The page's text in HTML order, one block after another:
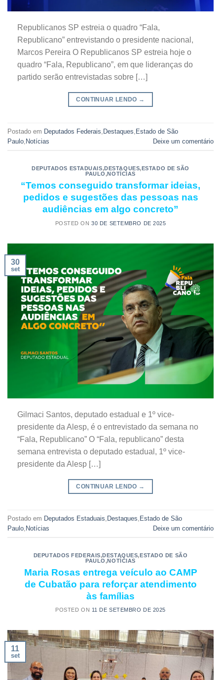
Republicanos SP estreia o quadro “Fala,
Republicano” entrevistando o presidente nacional,
Marcos Pereira O Republicanos SP estreia hoje o
quadro “Fala, Republicano”, em que lideranças do
partido serão entrevistadas sobre […]
CONTINUAR LENDO →
Postado em Deputados Federais Destaques Estado de São
Paulo Notícias Deixe um comentário
DEPUTADOS ESTADUAIS,DESTAQUES, ESTADO DE SÃO
PAULO,NOTÍCIAS
“Temos conseguido transformar ideias,
pedidos e sugestões das pessoas nas
audiências em algo concreto”
POSTED ON30 DE SETEMBRO DE 2025
30
set
Gilmaci Santos, deputado estadual e 1º vice-
presidente da Alesp, é o entrevistado da semana no
“Fala, Republicano” O “Fala, republicano” desta
semana entrevista o deputado estadual, 1º vice-
presidente da Alesp […]
CONTINUAR LENDO →
Postado em Deputados Estaduais Destaques Estado de São
Paulo Notícias Deixe um comentário
DEPUTADOS FEDERAIS,DESTAQUES, ESTADO DE SÃO
PAULO,NOTÍCIAS
Maria Rosas entrega veículo ao CAMP
de Cubatão para reforçar atendimento
às famílias
POSTED ON 11 DE SETEMBRO DE 2025
11
set